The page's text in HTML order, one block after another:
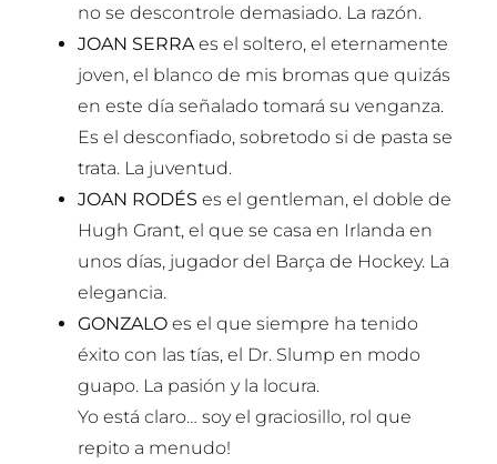
no se descontrole demasiado. La razón.
JOAN SERRA es el soltero, el eternamente
joven, el blanco de mis bromas que quizás
en este día señalado tomará su venganza.
Es el desconfiado, sobretodo si de pasta se
trata. La juventud.
JOAN RODÉS es el gentleman, el doble de
Hugh Grant, el que se casa en Irlanda en
unos días, jugador del Barça de Hockey. La
elegancia.
GONZALO es el que siempre ha tenido
éxito con las tías, el Dr. Slump en modo
guapo. La pasión y la locura.
Yo está claro… soy el graciosillo, rol que
repito a menudo!